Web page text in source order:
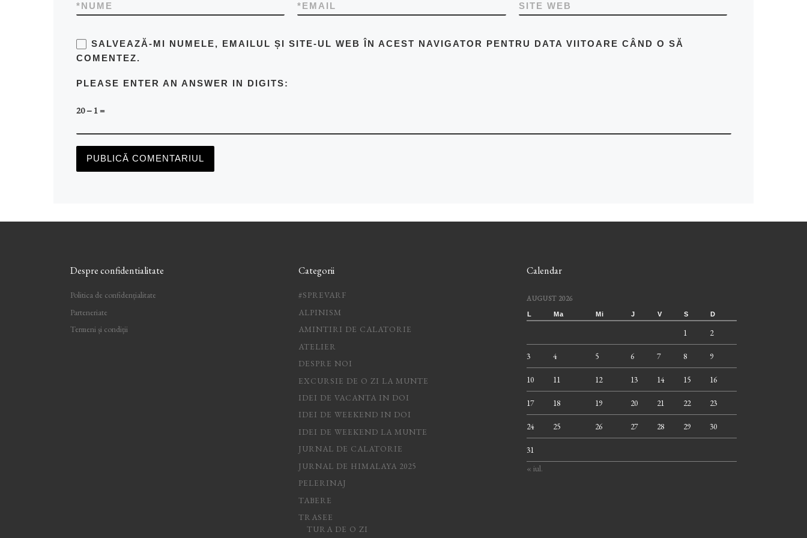
NUME
* EMAIL
* SITE WEB
SALVEAZĂ-MI NUMELE, EMAILUL ȘI SITE-UL WEB ÎN ACEST NAVIGATOR PENTRU DATA VIITOARE CÂND O SĂ
COMENTEZ.
PLEASE ENTER AN ANSWER IN DIGITS:
20 − 1 =
Despre confidentialitate
Politica de confidențialitate
Parteneriate
Termeni și condiții
Categorii
#SPREVARF
ALPINISM
AMINTIRI DE CALATORIE
ATELIER
DESPRE NOI
EXCURSIE DE O ZI LA MUNTE
IDEI DE VACANTA IN DOI
IDEI DE WEEKEND IN DOI
IDEI DE WEEKEND LA MUNTE
JURNAL DE CALATORIE
JURNAL DE HIMALAYA 2025
PELERINAJ
TABERE
TRASEE
TURA DE O ZI
Calendar
AUGUST 2026
L Ma Mi J V S D
1 2
3 4 5 6 7 8 9
10 11 12 13 14 15 16
17 18 19 20 21 22 23
24 25 26 27 28 29 30
31
« iul.